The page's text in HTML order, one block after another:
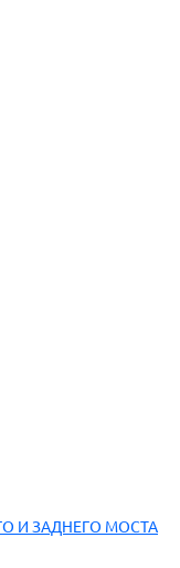
И ЗАДНЕГО МОСТА